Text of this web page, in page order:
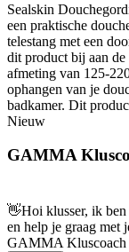
Sealskin
een praktische
telestang met een
dit product bij aan
afmeting van 125-
ophangen van je
badkamer. Dit
Nieuw
GAMMA
👋Hoi klusser, ik
en help je graag met
GAMMA Kluscoach